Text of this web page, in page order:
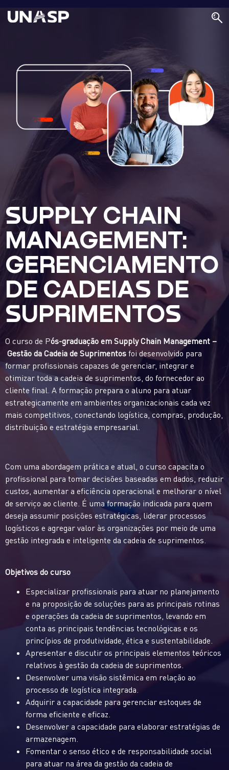
SUPPLY CHAIN
MANAGEMENT:
GERENCIAMENTO
DE CADEIAS DE
SUPRIMENTOS
O curso de Pós-graduação em Supply Chain Management –
Gestão da Cadeia de Suprimentos foi desenvolvido para
formar profissionais capazes de gerenciar, integrar e
otimizar toda a cadeia de suprimentos, do fornecedor ao
cliente final. A formação prepara o aluno para atuar
estrategicamente em ambientes organizacionais cada vez
mais competitivos, conectando logística, compras, produção,
distribuição e estratégia empresarial.
Com uma abordagem prática e atual, o curso capacita o
profissional para tomar decisões baseadas em dados, reduzir
custos, aumentar a eficiência operacional e melhorar o nível
de serviço ao cliente. É uma formação indicada para quem
deseja assumir posições estratégicas, liderar processos
logísticos e agregar valor às organizações por meio de uma
gestão integrada e inteligente da cadeia de suprimentos.
Objetivos do curso
Especializar profissionais para atuar no planejamento
e na proposição de soluções para as principais rotinas
e operações da cadeia de suprimentos, levando em
conta as principais tendências tecnológicas e os
princípios de produtividade, ética e sustentabilidade.
Apresentar e discutir os principais elementos teóricos
relativos à gestão da cadeia de suprimentos.
Desenvolver uma visão sistêmica em relação ao
processo de logística integrada.
Adquirir a capacidade para gerenciar estoques de
forma eficiente e eficaz.
Desenvolver a capacidade para elaborar estratégias de
armazenagem.
Fomentar o senso ético e de responsabilidade social
para atuar na área da gestão da cadeia de